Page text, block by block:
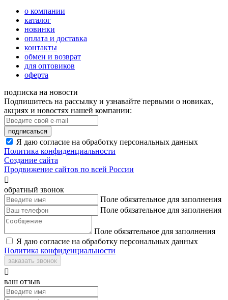
о компании
каталог
новинки
оплата и доставка
контакты
обмен и возврат
для оптовиков
оферта
подписка на новости
Подпишитесь на рассылку и узнавайте первыми о новиках,
акциях и новостях нашей компании:
подписаться
Я даю согласие на обработку персональных данных
Политика конфиденциальности
Создание сайта
Продвижение сайтов по всей России

обратный звонок
Поле обязательное для заполнения
Поле обязательное для заполнения
Поле обязательное для заполнения
Я даю согласие на обработку персональных данных
Политика конфиденциальности
заказать звонок

ваш отзыв